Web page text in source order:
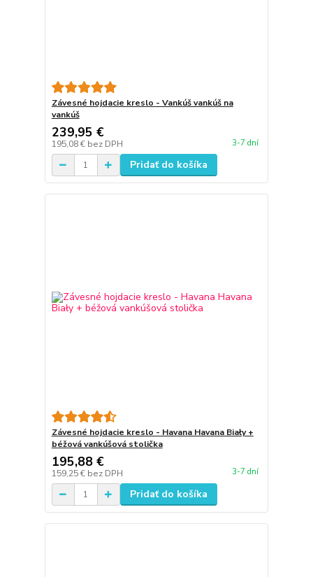
Závesné hojdacie kreslo - Vankúš vankúš na
vankúš
239,95 €
195,08 € bez DPH 3-7 dní
Pridať do košíka
Závesné hojdacie kreslo - Havana Havana Biały +
béžová vankúšová stolička
195,88 €
159,25 € bez DPH 3-7 dní
Pridať do košíka